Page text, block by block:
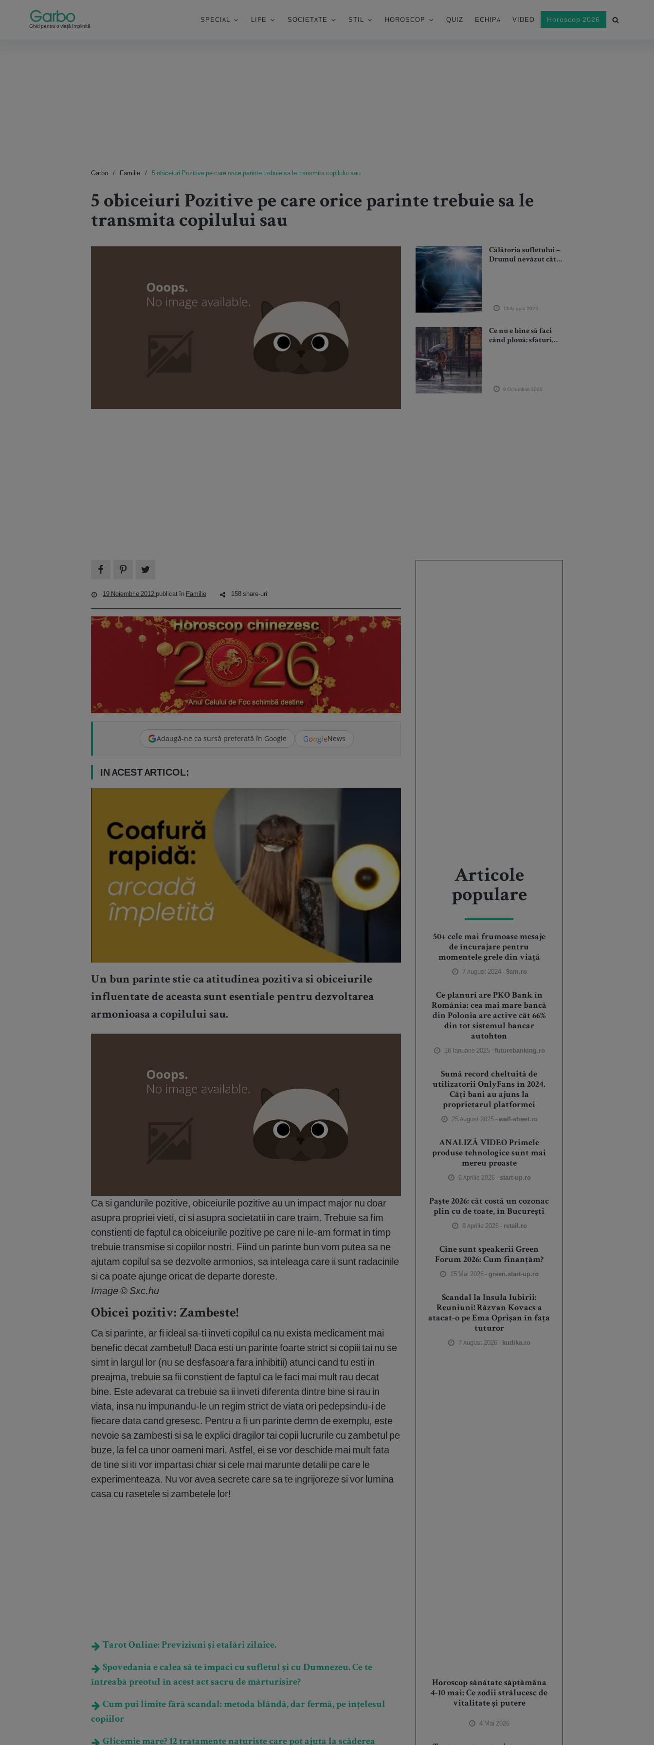
Ghid pentru o viață împlinită
SPECIAL LIFE SOCIETATE STIL HOROSCOP QUIZ ECHIPA VIDEO Horoscop 2026
Garbo Familie 5 obiceiuri Pozitive pe care orice parinte trebuie sa le transmita copilului sau
5 obiceiuri Pozitive pe care orice parinte trebuie sa le
transmita copilului sau
Călătoria sufletului –
Drumul nevăzut către
vreodată
13 August 2025
Ce nu e bine să faci
când plouă: sfaturi
9 Octombrie 2025
19 Noiembrie 2012 publicat în Familie 158 share-uri
Adaugă-ne ca sursă preferată în Google GoogleNews
IN ACEST ARTICOL:
Un bun parinte stie ca atitudinea pozitiva si obiceiurile
influentate de aceasta sunt esentiale pentru dezvoltarea
armonioasa a copilului sau.
Ca si gandurile pozitive, obiceiurile pozitive au un impact major nu doar
asupra propriei vieti, ci si asupra societatii in care traim. Trebuie sa fim
constienti de faptul ca obiceiurile pozitive pe care ni le-am format in timp
trebuie transmise si copiilor nostri. Fiind un parinte bun vom putea sa ne
ajutam copilul sa se dezvolte armonios, sa inteleaga care ii sunt radacinile
si ca poate ajunge oricat de departe doreste.
Image © Sxc.hu
Obicei pozitiv: Zambeste!
Ca si parinte, ar fi ideal sa-ti inveti copilul ca nu exista medicament mai
benefic decat zambetul! Daca esti un parinte foarte strict si copiii tai nu se
simt in largul lor (nu se desfasoara fara inhibitii) atunci cand tu esti in
preajma, trebuie sa fii constient de faptul ca le faci mai mult rau decat
bine. Este adevarat ca trebuie sa ii inveti diferenta dintre bine si rau in
viata, insa nu impunandu-le un regim strict de viata ori pedepsindu-i de
fiecare data cand gresesc. Pentru a fi un parinte demn de exemplu, este
nevoie sa zambesti si sa le explici dragilor tai copii lucrurile cu zambetul pe
buze, la fel ca unor oameni mari. Astfel, ei se vor deschide mai mult fata
de tine si iti vor impartasi chiar si cele mai marunte detalii pe care le
experimenteaza. Nu vor avea secrete care sa te ingrijoreze si vor lumina
casa cu rasetele si zambetele lor!
Tarot Online: Previziuni și etalări zilnice.
Spovedania e calea să te împaci cu sufletul și cu Dumnezeu. Ce te
întreabă preotul în acest act sacru de mărturisire?
Cum pui limite fără scandal: metoda blândă, dar fermă, pe înțelesul
copiilor
Glicemie mare? 12 tratamente naturiste care pot ajuta la scăderea
Articole
populare
50+ cele mai frumoase mesaje
de încurajare pentru
momentele grele din viață
7 August 2024 -9am.ro
Ce planuri are PKO Bank în
România: cea mai mare bancă
din Polonia are active cât 66%
din tot sistemul bancar
autohton
16 Ianuarie 2025 -futurebanking.ro
Sumă record cheltuită de
utilizatorii OnlyFans în 2024.
Câți bani au ajuns la
proprietarul platformei
25 August 2025 -wall-street.ro
ANALIZĂ VIDEO Primele
produse tehnologice sunt mai
mereu proaste
6 Aprilie 2026 - start-up.ro
Paște 2026: cât costă un cozonac
plin cu de toate, în București
8 Aprilie 2026 - retail.ro
Cine sunt speakerii Green
Forum 2026: Cum finanțăm?
15 Mai 2026 - green.start-up.ro
Scandal la Insula Iubirii:
Reuniuni! Răzvan Kovacs a
atacat-o pe Ema Oprișan în fața
tuturor
7 August 2026 - kudika.ro
Horoscop sănătate săptămâna
4-10 mai: Ce zodii strălucesc de
vitalitate și putere
4 Mai 2026